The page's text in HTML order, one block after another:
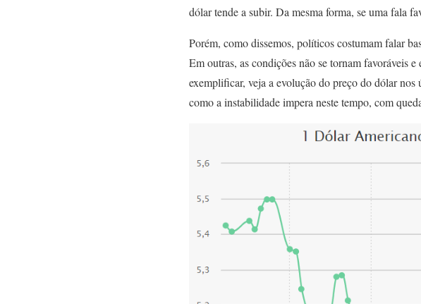
dólar tende a subir. Da mesma forma, se uma fala
Porém, como dissemos, políticos costumam falar
Em outras, as condições não se tornam favoráveis
exemplificar, veja a evolução do preço do dólar
como a instabilidade impera neste tempo, com